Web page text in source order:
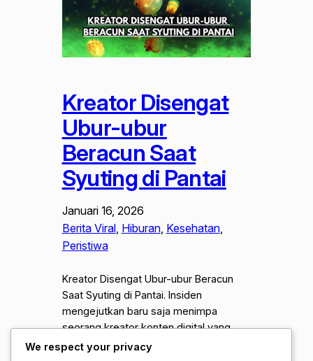
Kreator Disengat
Ubur-ubur
Beracun Saat
Syuting di Pantai
Januari 16, 2026
Berita Viral, Hiburan, Kesehatan
Peristiwa
Kreator Disengat Ubur-ubur Beracun
Saat Syuting di Pantai. Insiden
mengejutkan baru saja menimpa
seorang kreator konten digital yang
sedang melakukan pengambilan
We respect your privacy